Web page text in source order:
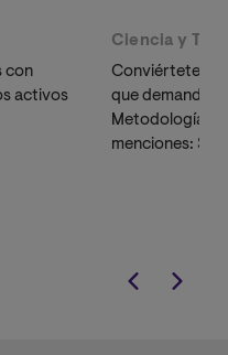
con
activos
Ciencia y
Conviértete en
que demanda
Metodología
menciones: